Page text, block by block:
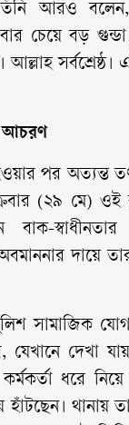
আরও
চেয়ে বড়
আচরণ
পর অত্যন্ত
(২৯ মে) ওই
বাক-
দায়ে
সামাজিক
যেখানে দেখা
ধরে
হাঁটছেন। থানায়